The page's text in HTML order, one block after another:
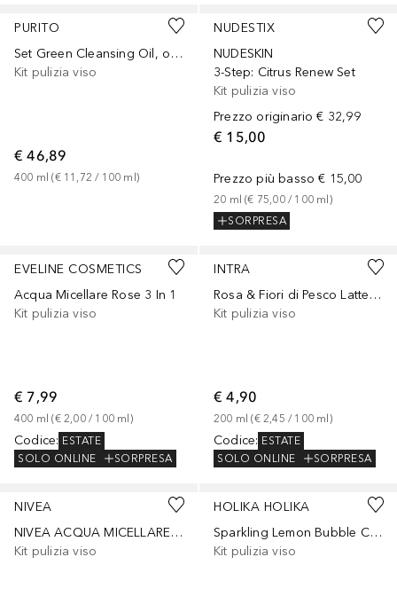
PURITO
Set Green Cleansing Oil, olio detergente e set di ricarica
Kit pulizia viso
€ 46,89
400 ml (€ 11,72 / 100 ml )
NUDESTIX
NUDESKIN
3-Step: Citrus Renew Set
Kit pulizia viso
Prezzo originario € 32,99
€ 15,00
Prezzo più basso € 15,00
20 ml (€ 75,00 / 100 ml )
SORPRESA
EVELINE COSMETICS
Acqua Micellare Rose 3 In 1
Kit pulizia viso
€ 7,99
400 ml (€ 2,00 / 100 ml )
Codice: ESTATE
SOLO ONLINE
SORPRESA
INTRA
Rosa & Fiori di Pesco Latte Micellare Delicato Biologico
Kit pulizia viso
€ 4,90
200 ml (€ 2,45 / 100 ml )
Codice: ESTATE
SOLO ONLINE
SORPRESA
NIVEA
NIVEA ACQUA MICELLARE IDRATANTE 3in1
Kit pulizia viso
HOLIKA HOLIKA
Sparkling Lemon Bubble Cleanser
Kit pulizia viso